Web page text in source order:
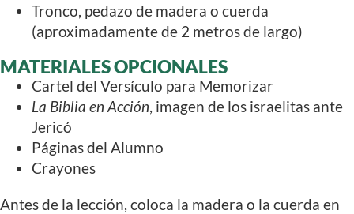
Tronco, pedazo de madera o cuerda
(aproximadamente de 2 metros de largo)
MATERIALES OPCIONALES
Cartel del Versículo para Memorizar
La Biblia en Acción, imagen de los israelitas ante
Jericó
Páginas del Alumno
Crayones
Antes de la lección, coloca la madera o la cuerda en